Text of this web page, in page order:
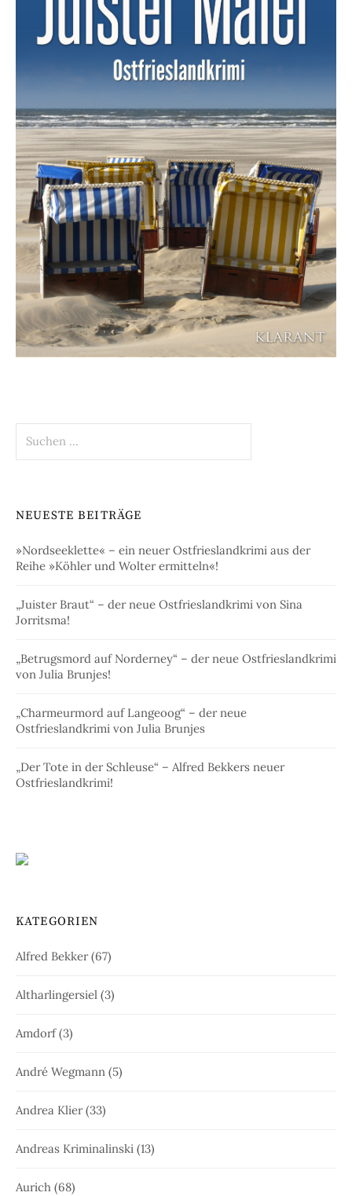
nach:
NEUESTE BEITRÄGE
»Nordseeklette« – ein neuer Ostfrieslandkrimi aus der
Reihe »Köhler und Wolter ermitteln«!
„Juister Braut“ – der neue Ostfrieslandkrimi von Sina
Jorritsma!
„Betrugsmord auf Norderney“ – der neue Ostfrieslandkrimi
von Julia Brunjes!
„Charmeurmord auf Langeoog“ – der neue
Ostfrieslandkrimi von Julia Brunjes
„Der Tote in der Schleuse“ – Alfred Bekkers neuer
Ostfrieslandkrimi!
KATEGORIEN
Alfred Bekker(67)
Altharlingersiel (3)
Amdorf(3)
André Wegmann (5)
Andrea Klier(33)
Andreas Kriminalinski (13)
Aurich (68)